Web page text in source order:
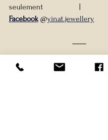
seulement
Facebook @yinat.jewellery
TAROT, HENNE &